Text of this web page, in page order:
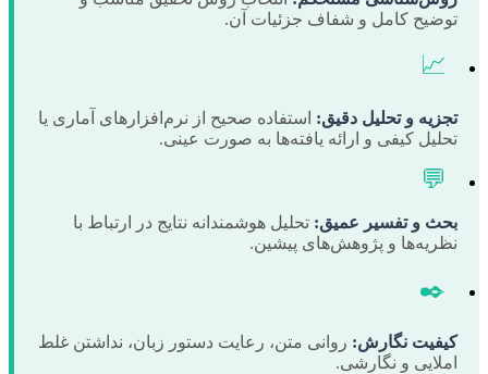
توضیح کامل و شفاف جزئیات آن.
📈
تجزیه و تحلیل دقیق: استفاده صحیح از نرم‌افزارهای آماری یا
تحلیل کیفی و ارائه یافته‌ها به صورت عینی.
💬
بحث و تفسیر عمیق: تحلیل هوشمندانه نتایج در ارتباط با
نظریه‌ها و پژوهش‌های پیشین.
✒️
کیفیت نگارش: روانی متن، رعایت دستور زبان، نداشتن غلط
املایی و نگارشی.